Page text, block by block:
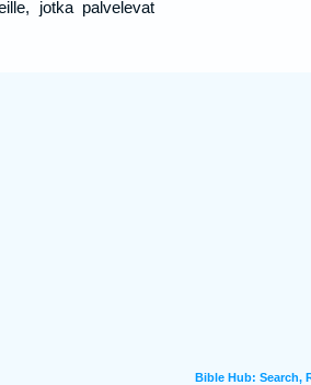
jotka palvelevat